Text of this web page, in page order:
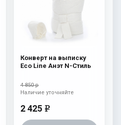
Конверт на выписку
Eco Line Анэт N-Стиль
4 850 р
2 425 e
Наличие уточняйте